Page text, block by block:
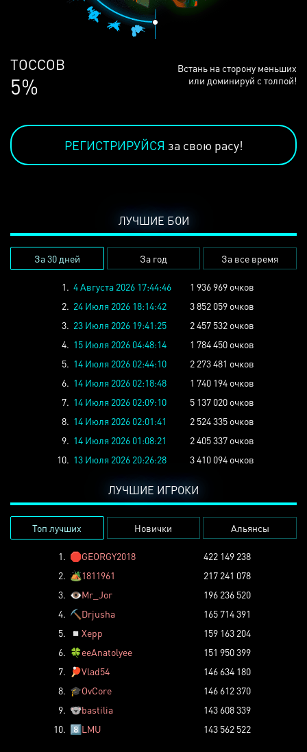
ЛЮДЕЙ
69%
Встань на сторону меньших
или доминируй с толпой!
РЕГИСТРИРУЙСЯ за свою расу!
ЛУЧШИЕ БОИ
За 30 дней За год За все время
1. 4 Августа 2026 17:44:46
1 936 969 очков
2. 24 Июля 2026 18:14:42
3 852 059 очков
3. 23 Июля 2026 19:41:25
2 457 532 очков
4. 15 Июля 2026 04:48:14
1 784 450 очков
5. 14 Июля 2026 02:44:10
2 273 481 очков
6. 14 Июля 2026 02:18:48
1 740 194 очков
7. 14 Июля 2026 02:09:10
5 137 020 очков
8. 14 Июля 2026 02:01:41
2 524 335 очков
9. 14 Июля 2026 01:08:21
2 405 337 очков
10. 13 Июля 2026 20:26:28 3 410 094 очков
ЛУЧШИЕ ИГРОКИ
Топ лучших Новички Альянсы
1. 🛑GEORGY2018
422 149 238
2. 🏕️1811961
217 241 078
3. 👁️Mr_Jor
196 236 520
4. ⛏️ Drjusha
165 714 391
5.
◽ Xepp
159 163 204
6. 🍀eeAnatolyee
151 950 399
7.
🏓Vlad54
146 634 180
8. 🎓OvCore
146 612 370
9. 🐨bastilia
143 608 339
10. 8️⃣LMU 143 562 522